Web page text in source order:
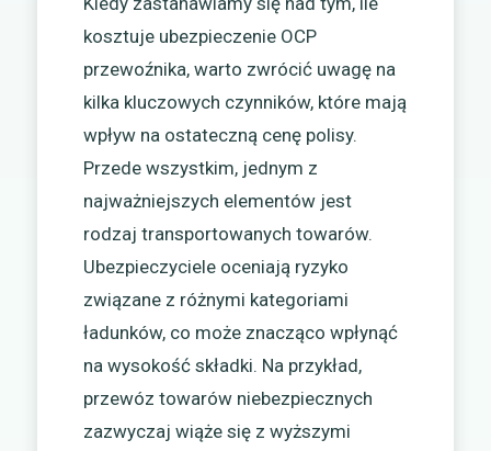
kosztuje ubezpieczenie OCP
przewoźnika, warto zwrócić uwagę na
kilka kluczowych czynników, które mają
wpływ na ostateczną cenę polisy.
Przede wszystkim, jednym z
najważniejszych elementów jest
rodzaj transportowanych towarów.
Ubezpieczyciele oceniają ryzyko
związane z różnymi kategoriami
ładunków, co może znacząco wpłynąć
na wysokość składki. Na przykład,
przewóz towarów niebezpiecznych
zazwyczaj wiąże się z wyższymi